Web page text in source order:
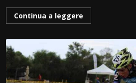
Continua a leggere